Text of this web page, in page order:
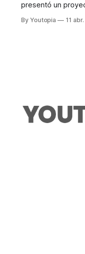
presentó un
Adaptación al
By Youtopia 11